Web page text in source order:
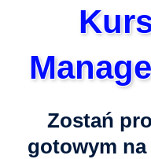
Zostań
gotowym